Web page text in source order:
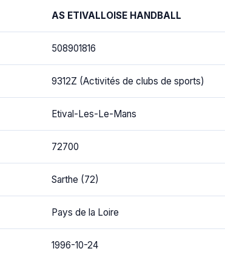
AS ETIVALLOISE HANDBALL
508901816
9312Z (Activités de clubs de sports)
Etival-Les-Le-Mans
72700
Sarthe (72)
Pays de la Loire
1996-10-24